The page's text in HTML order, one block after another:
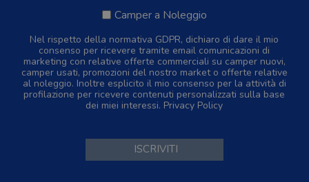
Camper a Noleggio
Nel rispetto della normativa GDPR, dichiaro di dare il mio
consenso per ricevere tramite email comunicazioni di
marketing con relative offerte commerciali su camper nuovi,
camper usati, promozioni del nostro market o offerte relative
al noleggio. Inoltre esplicito il mio consenso per la attività di
profilazione per ricevere contenuti personalizzati sulla base
dei miei interessi. Privacy Policy